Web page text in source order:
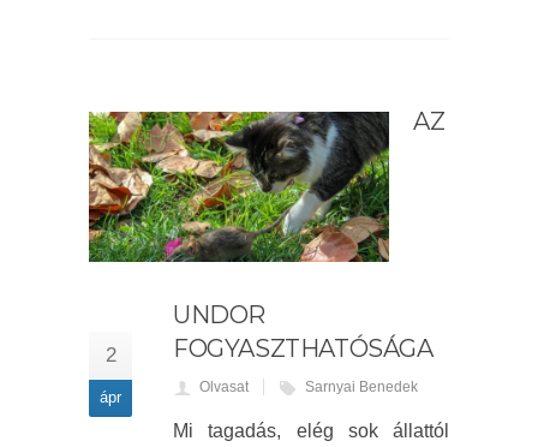
2
ápr
AZ
UNDOR
FOGYASZTHATÓSÁGA
Olvasat Sarnyai Benedek
Mi tagadás, elég sok állattól